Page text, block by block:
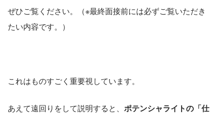
ぜひご覧ください。（※最終面接前には必ずご覧いただき
たい内容です。）
これはものすごく重要視しています。
あえて遠回りをして説明すると、 ポテンシャライトの「仕